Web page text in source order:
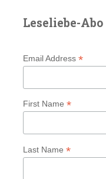
Leseliebe-Abo
Email Address *
First Name *
Last Name *